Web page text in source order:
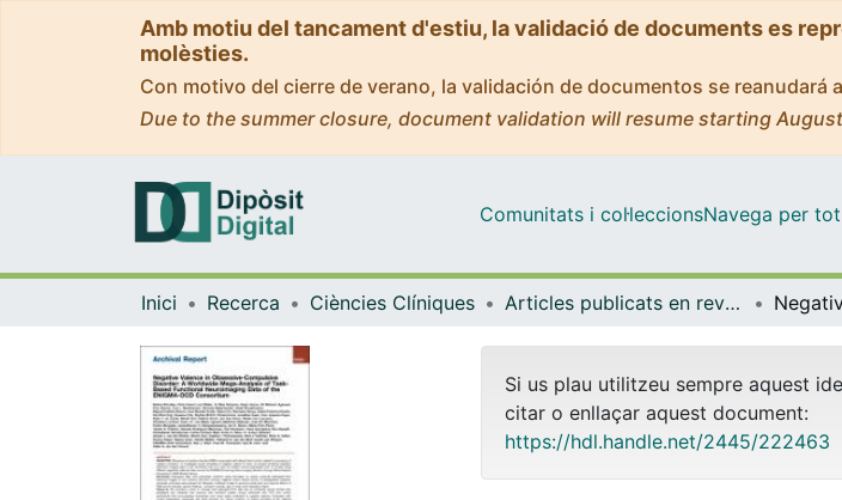
Amb motiu del tancament d'estiu, la validació de documents es
molèsties.
Con motivo del cierre de verano, la validación de documentos se
Due to the summer closure, document validation will resume starting
Comunitats i col·leccionsNavega per
Inici Recerca Ciències Clíniques Articles publicats en revistes (Ciències Clíniques)
Si us plau utilitzeu sempre aquest
citar o enllaçar aquest document:
https://hdl.handle.net/2445/222463